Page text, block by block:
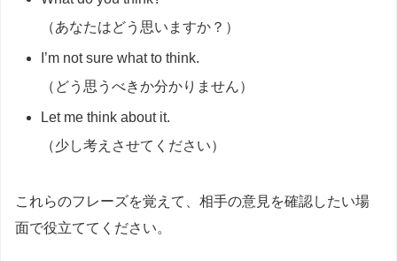
（あなたはどう思いますか？）
I’m not sure what to think.
（どう思うべきか分かりません）
Let me think about it.
（少し考えさせてください）
これらのフレーズを覚えて、相手の意見を確認したい場
面で役立ててください。